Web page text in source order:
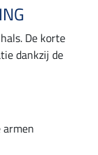
De korte
dankzij de
armen